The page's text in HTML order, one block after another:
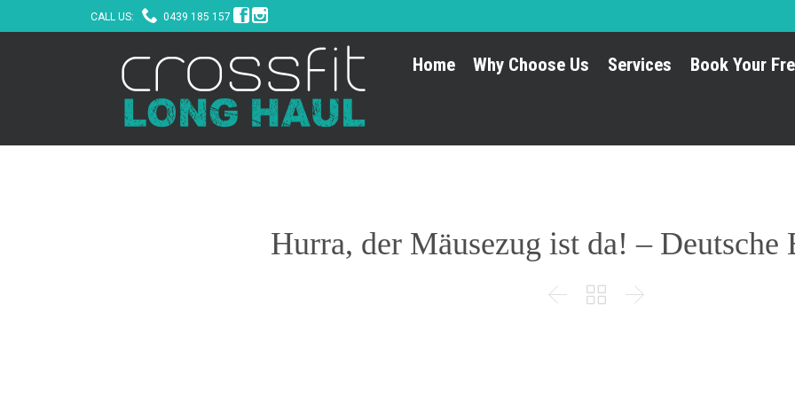
CALL US:  0439 185 157 
Home Why Choose Us Services Book Your
Hurra, der Mäusezug ist da! –
  